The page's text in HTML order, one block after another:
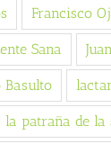
Francisco
Sana
Basulto
la patraña de la